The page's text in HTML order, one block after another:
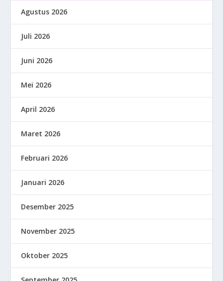
Agustus 2026
Juli 2026
Juni 2026
Mei 2026
April 2026
Maret 2026
Februari 2026
Januari 2026
Desember 2025
November 2025
Oktober 2025